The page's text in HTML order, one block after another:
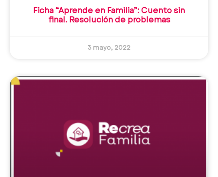
Ficha “Aprende en Familia”: Cuento sin
final. Resolución de problemas
3 mayo, 2022